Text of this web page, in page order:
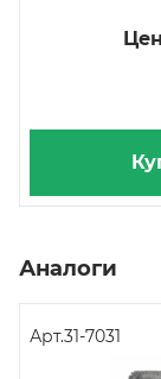
Аналоги
Арт.31-7031